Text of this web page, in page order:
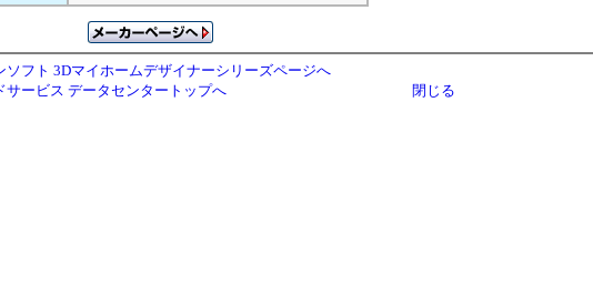
ソフト 3Dマイホームデザイナーシリーズページへ
サービス データセンタートップへ
閉じる